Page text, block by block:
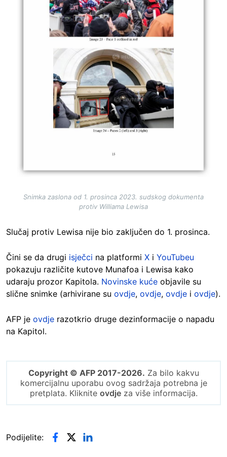
Snimka zaslona od 1. prosinca 2023. sudskog dokumenta
protiv Williama Lewisa
Slučaj protiv Lewisa nije bio zaključen do 1. prosinca.
Čini se da drugi isječci na platformi X i YouTubeu
pokazuju različite kutove Munafoa i Lewisa kako
udaraju prozor Kapitola. Novinske kuće objavile su
slične snimke (arhivirane su ovdje, ovdje, ovdje i ovdje).
AFP je ovdje razotkrio druge dezinformacije o napadu
na Kapitol.
Copyright © AFP 2017-2026. Za bilo kakvu
komercijalnu uporabu ovog sadržaja potrebna je
pretplata. Kliknite ovdjeza više informacija.
Podijelite: